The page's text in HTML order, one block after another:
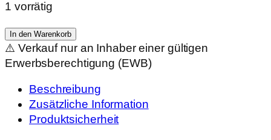
1 vorrätig
Remington
Model
788
In den Warenkorb
⚠️ Verkauf nur an Inhaber einer gültigen
Erwerbsberechtigung (EWB)
Beschreibung
Zusätzliche Information
Produktsicherheit